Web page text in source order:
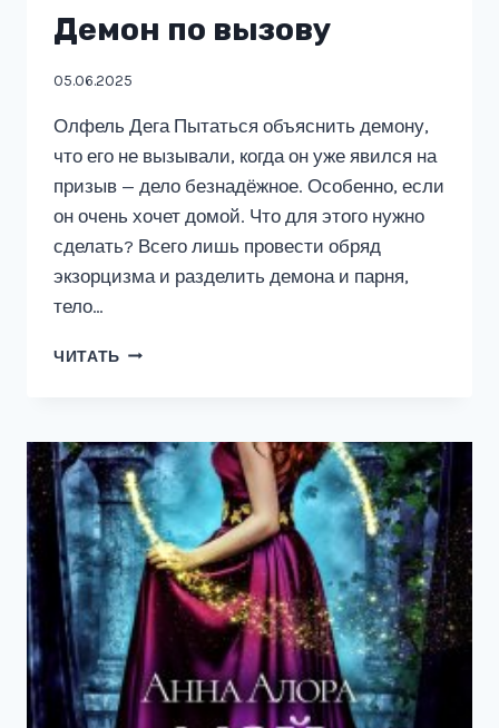
Демон по вызову
05.06.2025
Олфель Дега Пытаться объяснить демону,
что его не вызывали, когда он уже явился на
призыв — дело безнадёжное. Особенно, если
он очень хочет домой. Что для этого нужно
сделать? Всего лишь провести обряд
экзорцизма и разделить демона и парня,
тело…
ЧИТАТЬ ДЕМОН